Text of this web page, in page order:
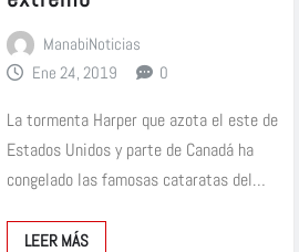
ManabiNoticias
Ene 24, 2019
0
La tormenta Harper que azota el este de
Estados Unidos y parte de Canadá ha
congelado las famosas cataratas del…
LEER MÁS